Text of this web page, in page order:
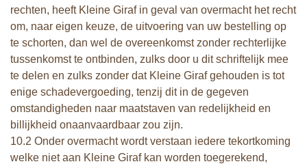
rechten, heeft Kleine Giraf in geval van overmacht het recht
om, naar eigen keuze, de uitvoering van uw bestelling op
te schorten, dan wel de overeenkomst zonder rechterlijke
tussenkomst te ontbinden, zulks door u dit schriftelijk mee
te delen en zulks zonder dat Kleine Giraf gehouden is tot
enige schadevergoeding, tenzij dit in de gegeven
omstandigheden naar maatstaven van redelijkheid en
billijkheid onaanvaardbaar zou zijn.
10.2 Onder overmacht wordt verstaan iedere tekortkoming
welke niet aan Kleine Giraf kan worden toegerekend,